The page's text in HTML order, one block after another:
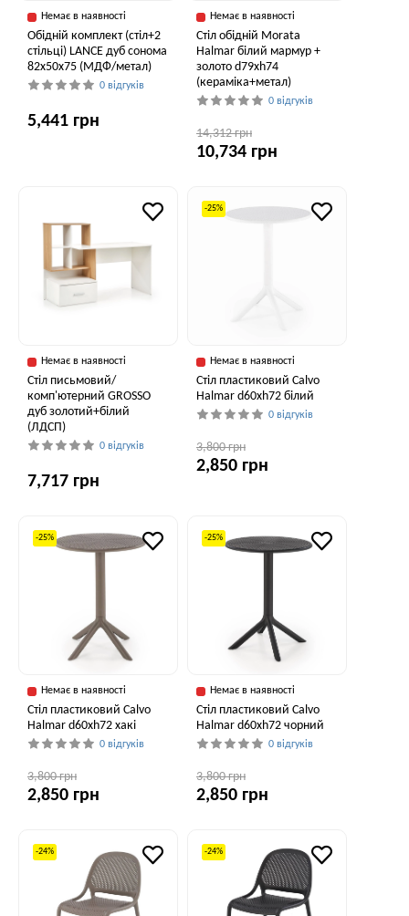
Немає в наявності
Обідній комплект (стіл+2
стільці) LANCE дуб сонома
82x50x75 (МДФ/метал)
0 відгуків
5,441 грн
Немає в наявності
Стіл обідній Morata
Halmar білий мармур +
золото d79xh74
(кераміка+метал)
0 відгуків
14,312 грн
10,734 грн
Немає в наявності
Стіл письмовий/
комп'ютерний GROSSO
дуб золотий+білий
(ЛДСП)
0 відгуків
7,717 грн
-25%
Немає в наявності
Стіл пластиковий Calvo
Halmar d60xh72 білий
0 відгуків
3,800 грн
2,850 грн
-25%
Немає в наявності
Стіл пластиковий Calvo
Halmar d60xh72 хакі
0 відгуків
3,800 грн
2,850 грн
-25%
Немає в наявності
Стіл пластиковий Calvo
Halmar d60xh72 чорний
0 відгуків
3,800 грн
2,850 грн
-24% -24%